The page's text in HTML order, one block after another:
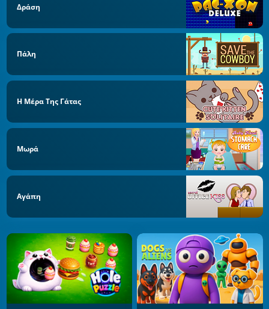
Δράση
Πάλη
Η Μέρα Της Γάτας
Μωρά
Αγάπη